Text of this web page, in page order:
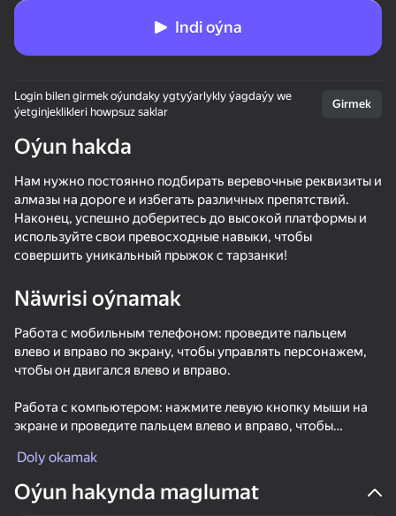
Indi oýna
Login bilen girmek oýundaky ygtyýarlykly ýagdaýy we
ýetginjeklikleri howpsuz saklar
Girmek
Oýun hakda
Нам нужно постоянно подбирать веревочные реквизиты и
алмазы на дороге и избегать различных препятствий.
Наконец, успешно доберитесь до высокой платформы и
используйте свои превосходные навыки, чтобы
совершить уникальный прыжок с тарзанки!
Näwrisi oýnamak
Работа с мобильным телефоном: проведите пальцем
влево и вправо по экрану, чтобы управлять персонажем,
чтобы он двигался влево и вправо.
Работа с компьютером: нажмите левую кнопку мыши на
экране и проведите пальцем влево и вправо, чтобы
вправо.
Doly okamak
Oýun hakynda maglumat